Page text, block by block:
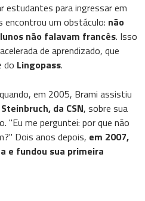
estudantes para ingressar em
encontrou um obstáculo: não
não falavam francês. Isso
de aprendizado, que
do Lingopass.
em 2005, Brami assistiu
da CSN, sobre sua
"Eu me perguntei: por que não
Dois anos depois, em 2007,
e fundou sua primeira